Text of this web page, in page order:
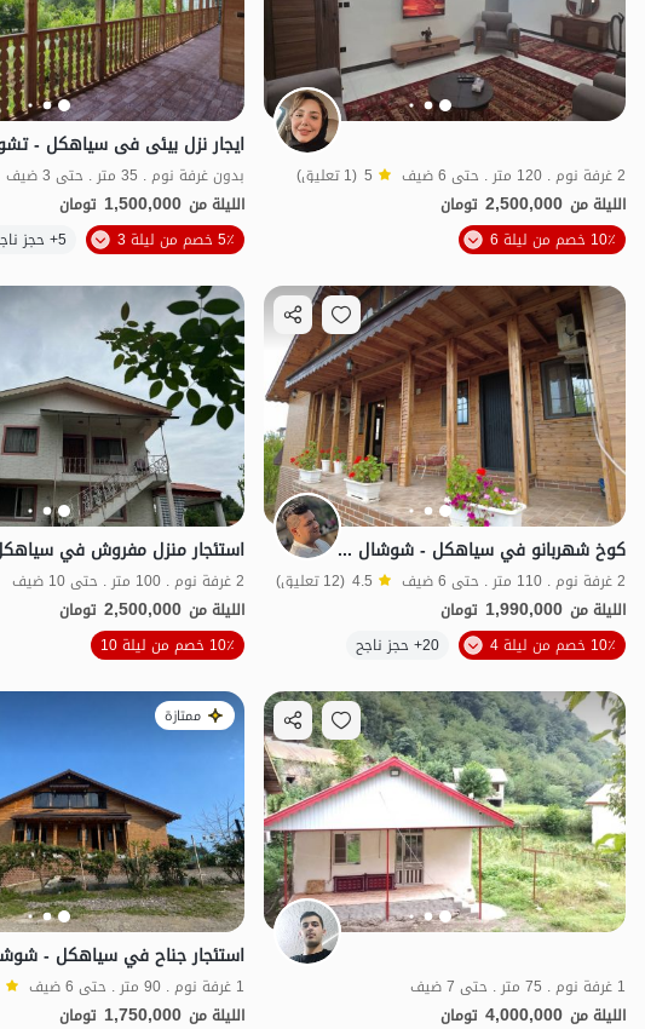
2 غرفة نوم . 120 متر . حتى 6 ضيف 5 (1 تعليق)
الليلة من 2,500,000 تومان
10٪ خصم من ليلة 6
بات نواز
بدون غرفة نوم . 35 متر . حتى 3 ضيف
الليلة من 1,500,000 تومان
5٪ خصم من ليلة 3
5+ حجز ناجح
كوخ شهربانو في سياهکل - شوشال - شهربانو 1
2 غرفة نوم . 110 متر . حتى 6 ضيف 4.5 (12 تعليق)
الليلة من 1,990,000 تومان
10٪ خصم من ليلة 4
20+ حجز ناجح منظر جميل
2 غرفة نوم . 100 متر . حتى 10 ضيف
الليلة من 2,500,000 تومان
10٪ خصم من ليلة 10
1 غرفة نوم . 75 متر . حتى 7 ضيف
الليلة من 4,000,000 تومان
ممتازة
1 غرفة نوم . 90 متر . حتى 6 ضيف
الليلة من 1,750,000 تومان